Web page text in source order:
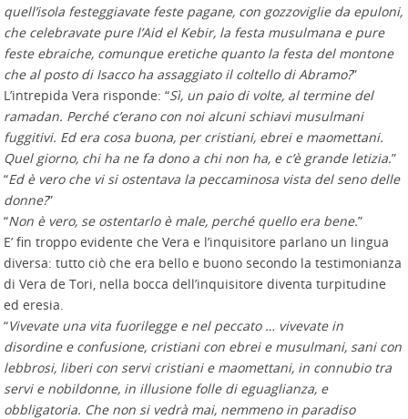
quell’isola festeggiavate feste pagane, con gozzoviglie da epuloni,
che celebravate pure l’Aid el Kebir, la festa musulmana e pure
feste ebraiche, comunque eretiche quanto la festa del montone
che al posto di Isacco ha assaggiato il coltello di Abramo?”
L’intrepida Vera risponde: “Sì, un paio di volte, al termine del
ramadan. Perché c’erano con noi alcuni schiavi musulmani
fuggitivi. Ed era cosa buona, per cristiani, ebrei e maomettani.
Quel giorno, chi ha ne fa dono a chi non ha, e c’è grande letizia.”
“Ed è vero che vi si ostentava la peccaminosa vista del seno delle
donne?”
“Non è vero, se ostentarlo è male, perché quello era bene.”
E’ fin troppo evidente che Vera e l’inquisitore parlano un lingua
diversa: tutto ciò che era bello e buono secondo la testimonianza
di Vera de Tori, nella bocca dell’inquisitore diventa turpitudine
ed eresia.
“Vivevate una vita fuorilegge e nel peccato … vivevate in
disordine e confusione, cristiani con ebrei e musulmani, sani con
lebbrosi, liberi con servi cristiani e maomettani, in connubio tra
servi e nobildonne, in illusione folle di eguaglianza, e
obbligatoria. Che non si vedrà mai, nemmeno in paradiso